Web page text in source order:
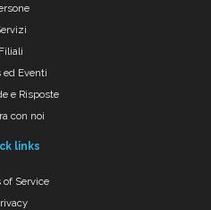
Filiali
ed Eventi
e Risposte
con noi
links
of Service